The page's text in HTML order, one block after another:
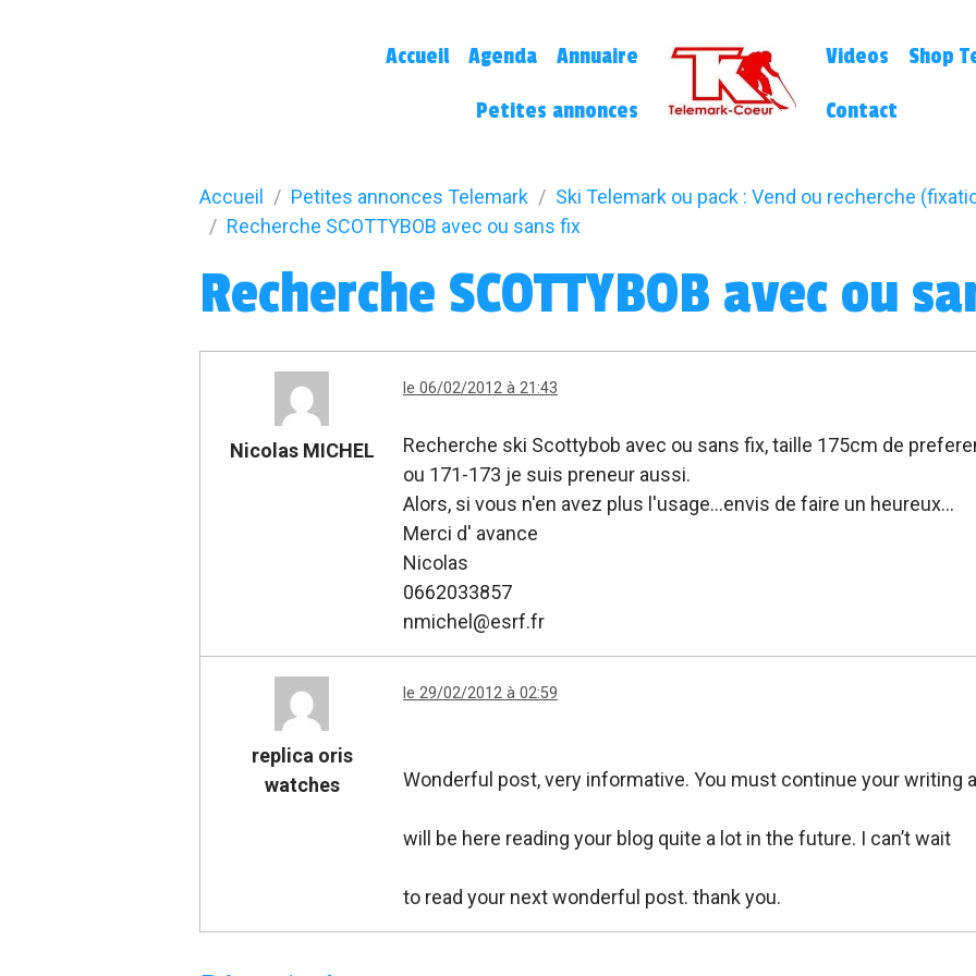
Accueil Agenda Annuaire
Petites annonces
Videos Shop
Contact
Accueil Petites annonces Telemark
Ski Telemark ou pack : Vend ou recherche
Recherche SCOTTYBOB avec ou sans fix
Recherche SCOTTYBOB avec ou
Nicolas MICHEL
le 06/02/2012 à 21:43
Recherche ski Scottybob avec ou sans fix, taille 175cm de
ou 171-173 je suis preneur aussi.
Alors, si vous n'en avez plus l'usage...envis de faire un heureux...
Merci d' avance
Nicolas
0662033857
nmichel@esrf.fr
replica oris
watches
le 29/02/2012 à 02:59
Wonderful post, very informative. You must continue your writing
will be here reading your blog quite a lot in the future. I can’t wait
to read your next wonderful post. thank you.